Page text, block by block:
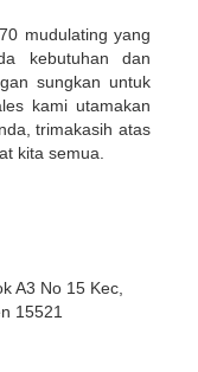
mudulating yang
kebutuhan dan
sungkan untuk
kami utamakan
trimakasih atas
kita semua.
A3 No 15 Kec,
15521